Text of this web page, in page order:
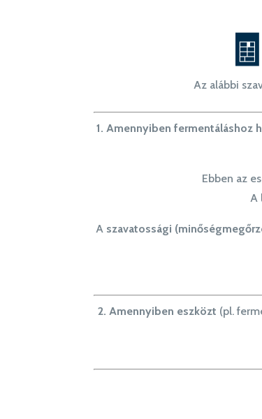
Az alábbi
1. Amennyiben fermentáláshoz
Ebben az
A
A szavatossági
2. Amennyiben eszközt (pl.